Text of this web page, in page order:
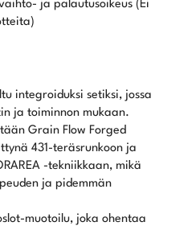
ja palautusoikeus (Ei
integroiduksi setiksi, jossa
ja toiminnon mukaan.
Grain Flow Forged
431-teräsrunkoon ja
-tekniikkaan, mikä
ja pidemmän
muotoilu, joka ohentaa